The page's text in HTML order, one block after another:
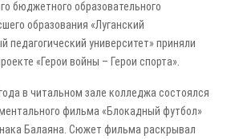
бюджетного образовательного
образования «Луганский
педагогический университет» приняли
«Герои войны – Герои спорта».
в читальном зале колледжа состоялся
фильма «Блокадный футбол»
Балаяна. Сюжет фильма раскрывал